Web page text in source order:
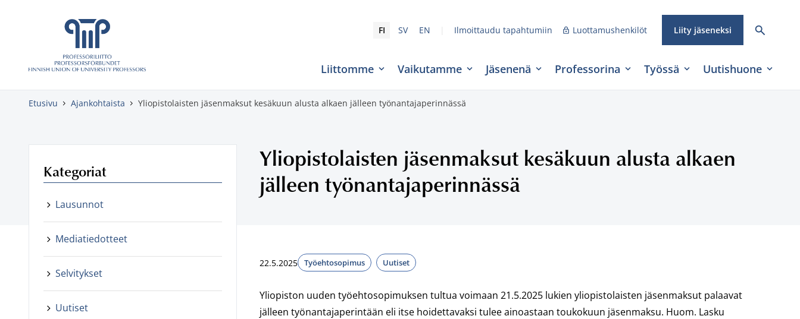
Skippaa sisältö
FI SV EN Ilmoittaudu tapahtumiin Luottamushenkilöt Liity jäseneksi
Liittomme Vaikutamme Jäsenenä Professorina Työssä Uutishuone
Etusivu Ajankohtaista Yliopistolaisten jäsenmaksut kesäkuun alusta alkaen jälleen työnantajaperinnässä
Yliopistolaisten jäsenmaksut kesäkuun alusta alkaen
jälleen työnantajaperinnässä
22.5.2025 Työehtosopimus Uutiset
Yliopiston uuden työehtosopimuksen tultua voimaan 21.5.2025 lukien yliopistolaisten jäsenmaksut palaavat
jälleen työnantajaperintään eli itse hoidettavaksi tulee ainoastaan toukokuun jäsenmaksu. Huom. Lasku
Kategoriat
Lausunnot
Mediatiedotteet
Selvitykset
Uutiset